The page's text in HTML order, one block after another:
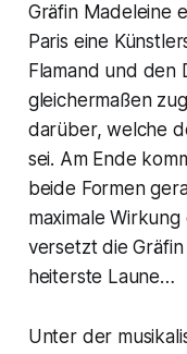
Gräfin Madeleine
Paris eine
Flamand und den
gleichermaßen
darüber, welche
sei. Am Ende
beide Formen
maximale
versetzt die
heiterste Laune…
Unter der